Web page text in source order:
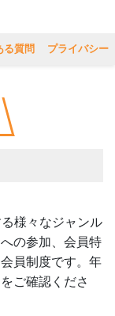
る質問 プライバシー
様々なジャンル
の参加、会員特
員制度です。年
をご確認くださ